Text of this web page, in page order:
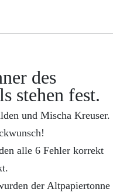
des
stehen fest.
und Mischa Kreuser.
alle 6 Fehler korrekt
der Altpapiertonne